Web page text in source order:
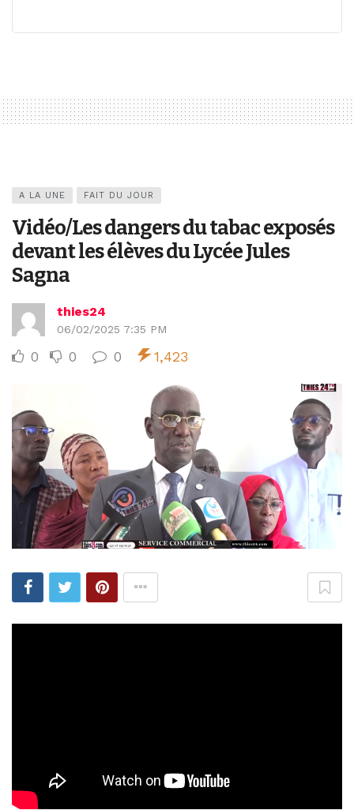
A LA UNE FAIT DU JOUR
Vidéo/Les dangers du tabac exposés
devant les élèves du Lycée Jules
Sagna
thies24
06/02/2025 7:35 PM
0 0 0 1,423